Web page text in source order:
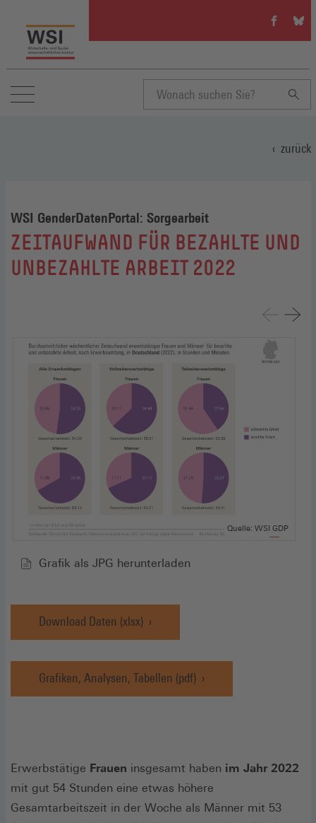
WSI
auf
(Öffnet
in
einem
neuen
WSI
auf
in
zurück
WSI GenderDatenPortal: Sorgearbeit
:
ZEITAUFWAND FÜR BEZAHLTE UND
UNBEZAHLTE ARBEIT 2022
Quelle: WSI GDP
Grafik als JPG herunterladen
Download Daten (xlsx)
(Öffnet
in
einem
neuen
Grafiken, Analysen, Tabellen (pdf)
(Öffnet
in
Erwerbstätige Frauen insgesamt haben im Jahr 2022
mit gut 54 Stunden eine etwas höhere
Gesamtarbeitszeit in der Woche als Männer mit 53